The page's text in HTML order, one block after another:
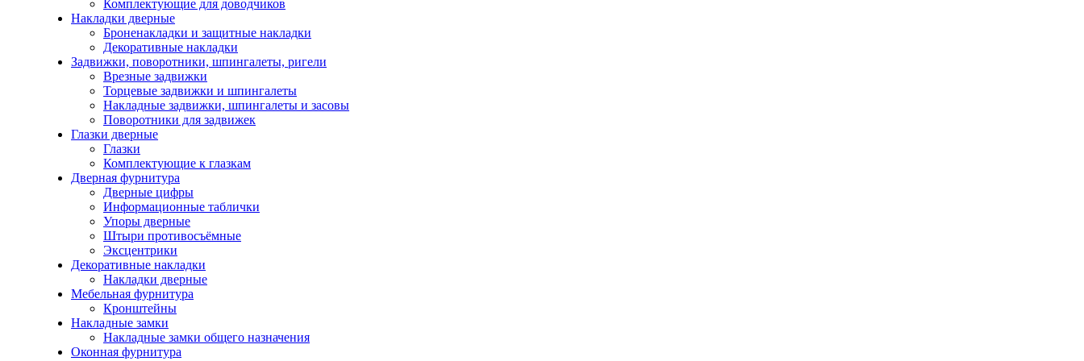
Комплектующие для доводчиков
Накладки дверные
Броненакладки и защитные накладки
Декоративные накладки
Задвижки, поворотники, шпингалеты, ригели
Врезные задвижки
Торцевые задвижки и шпингалеты
Накладные задвижки, шпингалеты и засовы
Поворотники для задвижек
Глазки дверные
Глазки
Комплектующие к глазкам
Дверная фурнитура
Дверные цифры
Информационные таблички
Упоры дверные
Штыри противосъёмные
Эксцентрики
Декоративные накладки
Накладки дверные
Мебельная фурнитура
Кронштейны
Накладные замки
Накладные замки общего назначения
Оконная фурнитура